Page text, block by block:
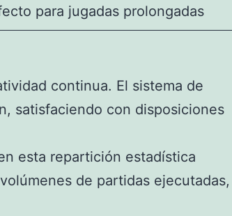
para jugadas prolongadas
continua. El sistema de
satisfaciendo con disposiciones
esta repartición estadística
de partidas ejecutadas,